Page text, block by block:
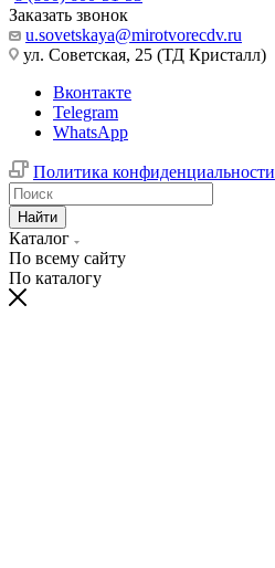
Заказать звонок
u.sovetskaya@mirotvorecdv.ru
ул. Советская, 25 (ТД Кристалл)
Вконтакте
Telegram
WhatsApp
Политика конфиденциальности
Найти
Каталог
По всему сайту
По каталогу